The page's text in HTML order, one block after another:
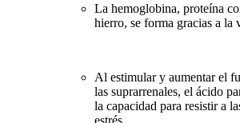
La hemoglobina, proteína
hierro, se forma gracias a la
Al estimular y aumentar el
las suprarrenales, el ácido
la capacidad para resistir a